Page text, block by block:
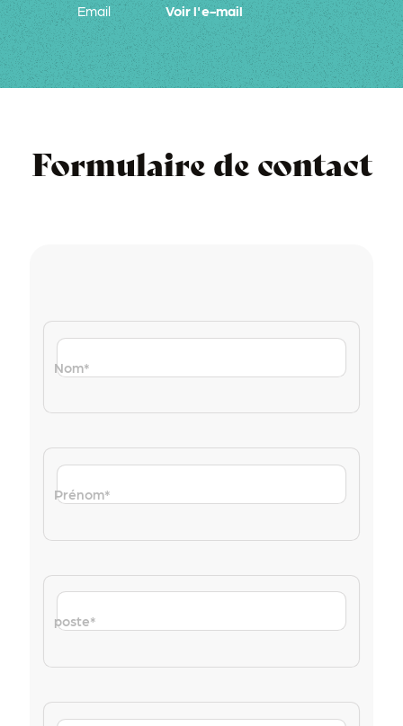
Email
Voir l'e-mail
Formulaire de contact
Nom*
Prénom*
poste*